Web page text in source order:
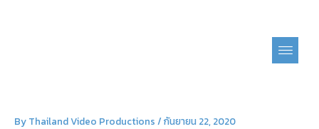
By Thailand Video Productions /กันยายน 22, 2020